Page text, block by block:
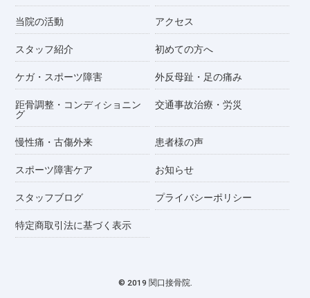
当院の活動 アクセス
スタッフ紹介 初めての方へ
ケガ・スポーツ障害 外反母趾・足の痛み
距骨調整・コンディショニン
グ
交通事故治療・労災
慢性痛・古傷外来 患者様の声
スポーツ障害ケア お知らせ
スタッフブログ プライバシーポリシー
特定商取引法に基づく表示
© 2019 関口接骨院.